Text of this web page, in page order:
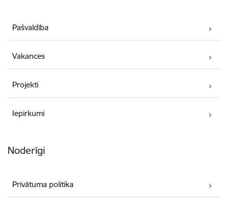
Pašvaldība
Vakances
Projekti
Iepirkumi
Noderīgi
Privātuma politika